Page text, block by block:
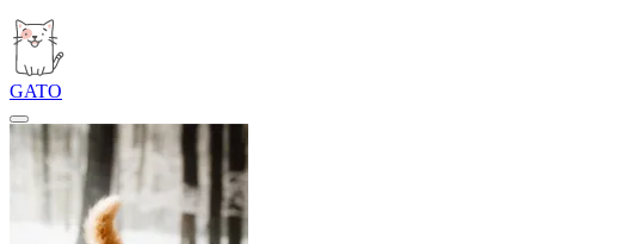
GATO